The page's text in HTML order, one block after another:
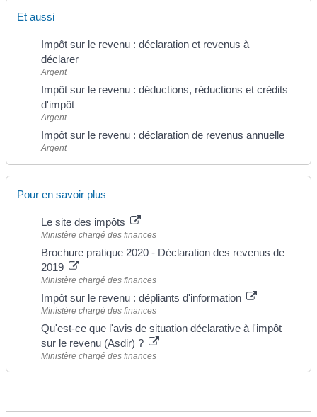
Et aussi
Impôt sur le revenu : déclaration et revenus à
déclarer
Argent
Impôt sur le revenu : déductions, réductions et crédits
d'impôt
Argent
Impôt sur le revenu : déclaration de revenus annuelle
Argent
Pour en savoir plus
Le site des impôts
Ministère chargé des finances
Brochure pratique 2020 - Déclaration des revenus de
2019
Ministère chargé des finances
Impôt sur le revenu : dépliants d'information
Ministère chargé des finances
Qu'est-ce que l'avis de situation déclarative à l'impôt
sur le revenu (Asdir) ?
Ministère chargé des finances